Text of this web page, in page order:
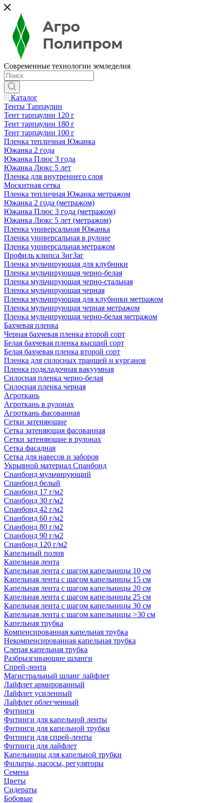
Современные технологии земледелия
Каталог
Тенты Тарпаулин
Тент тарпаулин 120 г
Тент тарпаулин 180 г
Тент тарпаулин 100 г
Пленка тепличная Южанка
Южанка 2 года
Южанка Плюс 3 года
Южанка Люкс 5 лет
Пленка для внутреннего слоя
Москитная сетка
Пленка тепличная Южанка метражом
Южанка 2 года (метражом)
Южанка Плюс 3 года (метражом)
Южанка Люкс 5 лет (метражом)
Пленка универсальная Южанка
Пленка универсальная в рулоне
Пленка универсальная метражом
Профиль клипса ЗигЗаг
Пленка мульчирующая для клубники
Пленка мульчирующая черно-белая
Пленка мульчирующая черно-стальная
Пленка мульчирующая черная
Пленка мульчирующая для клубники метражом
Пленка мульчирующая черная метражом
Пленка мульчирующая черно-белая метражом
Бахчевая пленка
Черная бахчевая пленка второй сорт
Белая бахчевая пленка высший сорт
Белая бахчевая пленка второй сорт
Пленка для силосных траншей и курганов
Пленка подкладочная вакуумная
Силосная пленка черно-белая
Силосная пленка черная
Агроткань
Агроткань в рулонах
Агроткань фасованная
Сетки затеняющие
Сетка затеняющая фасованная
Сетки затеняющие в рулонах
Сетка фасадная
Сетка для навесов и заборов
Укрывной материал Спанбонд
Спанбонд мульчирующий
Спанбонд белый
Спанбонд 17 г/м2
Спанбонд 30 г/м2
Спанбонд 42 г/м2
Спанбонд 60 г/м2
Спанбонд 80 г/м2
Спанбонд 90 г/м2
Спанбонд 120 г/м2
Капельный полив
Капельная лента
Капельная лента с шагом капельницы 10 см
Капельная лента с шагом капельницы 15 см
Капельная лента с шагом капельницы 20 см
Капельная лента с шагом капельницы 25 см
Капельная лента с шагом капельницы 30 см
Капельная лента с шагом капельницы >30 см
Капельная трубка
Компенсированная капельная трубка
Некомпенсированная капельная трубка
Слепая капельная трубка
Разбрызгивающие шланги
Спрей-лента
Магистральный шланг лайфлет
Лайфлет армированный
Лайфлет усиленный
Лайфлет облегченный
Фитинги
Фитинги для капельной ленты
Фитинги для капельной трубки
Фитинги для спрей-ленты
Фитинги для лайфлет
Капельницы для капельной трубки
Фильтры, насосы, регуляторы
Семена
Цветы
Сидераты
Бобовые